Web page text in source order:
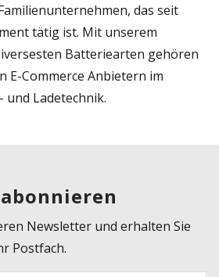
das seit
tätig ist. Mit unserem
Batteriearten gehören
E-Commerce Anbietern im
und Ladetechnik.
Newsletter und erhalten Sie
Postfach.